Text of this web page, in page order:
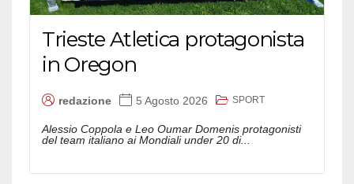
Trieste Atletica protagonista
in Oregon
redazione 5 Agosto 2026 SPORT
Alessio Coppola e Leo Oumar Domenis protagonisti
del team italiano ai Mondiali under 20 di...